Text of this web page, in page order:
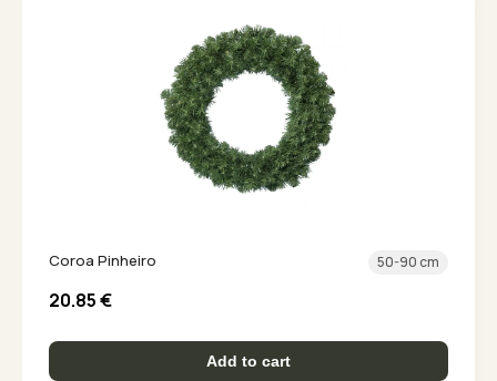
Coroa Pinheiro 50-90 cm
20.85€
Add to cart